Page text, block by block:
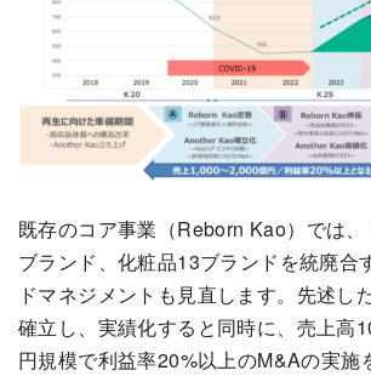
既存のコア事業（Reborn Kao）では
ブランド、化粧品13ブランドを統廃合
ドマネジメントも見直します。先述し
確立し、実績化すると同時に、売上高
円規模で利益率20%以上のM&Aの実施